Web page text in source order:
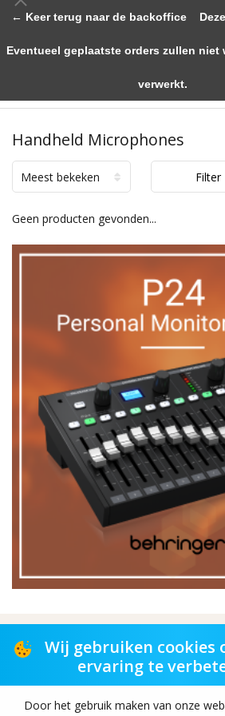
Handheld Microphones
Meest bekeken Filter
Geen producten gevonden...
Distributiepartner voor
Distribution partner to music
Copyright© 2026 TAS-retail B.V.
← Keer terug naar de backoffice
Eventueel geplaatste orders zullen niet
verwerkt.
Wij gebruiken cookies
ervaring te
Door het gebruik maken van onze